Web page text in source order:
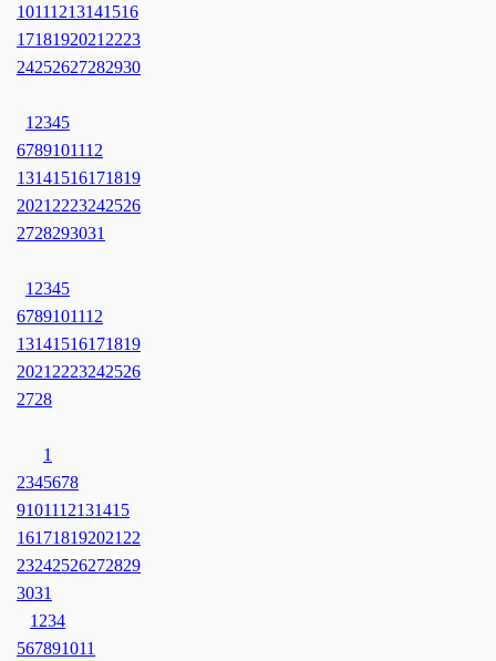
10111213141516
1718192021 2223
24252627282930
1 2345
6789101112
13141516171819
2021 2223242526
2728293031
1 2345
6789101112
13141516171819
2021 2223242526
2728
1
2345678
9101112131415
161718192021 22
23242526272829
3031
1 234
567891011